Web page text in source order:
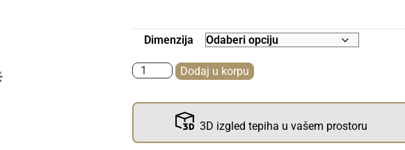
Dimenzija
Dodaj u korpu
3D izgled tepiha u vašem prostoru